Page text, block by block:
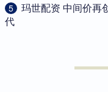
5
玛世配资 中间价再
代